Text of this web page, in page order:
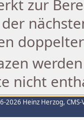
zur
nicht
2026 Heinz Herzog,